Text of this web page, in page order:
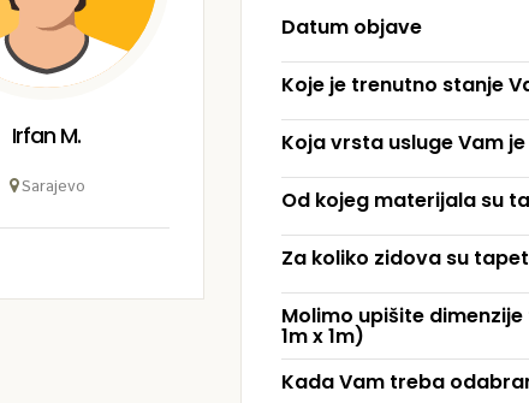
Datum objave
Koje je trenutno stanje
Koja vrsta usluge Vam
Od kojeg materijala su
Za koliko zidova su
Molimo upišite
1m x 1m)
Kada Vam treba
Irfan M.
Sarajevo